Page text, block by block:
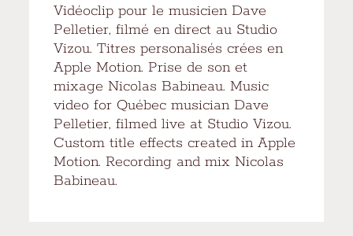
Vidéoclip pour le musicien Dave
Pelletier, filmé en direct au Studio
Vizou. Titres personalisés crées en
Apple Motion. Prise de son et
mixage Nicolas Babineau. Music
video for Québec musician Dave
Pelletier, filmed live at Studio Vizou.
Custom title effects created in Apple
Motion. Recording and mix Nicolas
Babineau.